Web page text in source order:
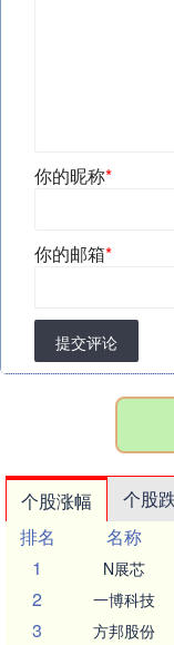
你的昵称*
你的邮箱*
提交评论
个股涨幅 个股
排名
名称
1
N展芯
2 一博科技
3 方邦股份